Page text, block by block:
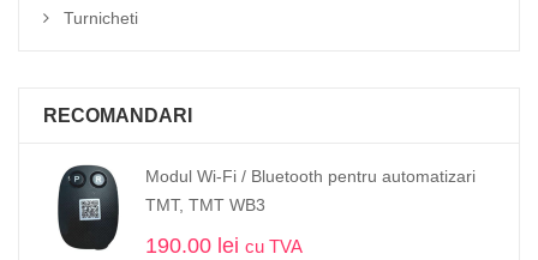
Turnicheti
RECOMANDARI
Modul Wi-Fi / Bluetooth pentru automatizari
TMT, TMT WB3
190.00 lei cu TVA